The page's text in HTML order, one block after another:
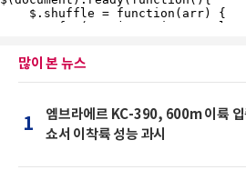
많이 본 뉴스
1
엠브라에르 KC-390, 600m 이륙
쇼서 이착륙 성능 과시